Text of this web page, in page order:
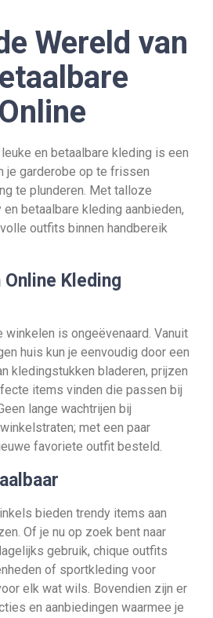
Wereld van
en betaalbare kleding is een
je garderobe op te frissen
te plunderen. Met talloze
betaalbare kleding aanbieden,
outfits binnen handbereik
Kleding
winkelen is ongeëvenaard. Vanuit
huis kun je eenvoudig door een
kledingstukken bladeren, prijzen
items vinden die passen bij
lange wachtrijen bij
met een paar
favoriete outfit besteld.
bieden trendy items aan
Of je nu op zoek bent naar
gebruik, chique outfits
of sportkleding voor
elk wat wils. Bovendien zijn er
en aanbiedingen waarmee je